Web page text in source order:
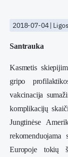
2018-07-04 |
Santrauka
Kasmetis
gripo
vakcinacija
komplikacijų
Jungtinėse
Europoje tokių